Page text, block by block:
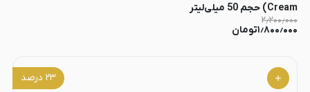
Cream) حجم 50 میلی‌لیتر
۲٫۲۰۰٫۰۰۰
۱٫۸۰۰٫۰۰۰تومان
۲۳ درصد